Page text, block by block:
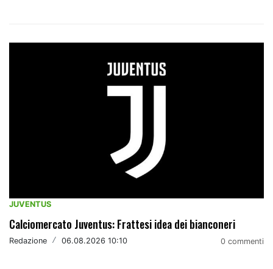
JUVENTUS
Calciomercato Juventus: Frattesi idea dei bianconeri
Redazione / 06.08.2026 10:10 0 commenti